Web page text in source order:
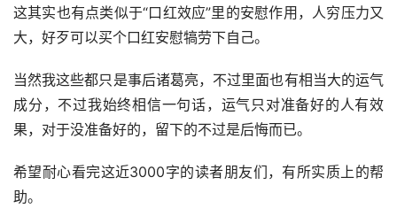
这其实也有点类似于“口红效应”里的安慰作用，人穷压力又
大，好歹可以买个口红安慰犒劳下自己。
当然我这些都只是事后诸葛亮，不过里面也有相当大的运气
成分，不过我始终相信一句话，运气只对准备好的人有效
果，对于没准备好的，留下的不过是后悔而已。
希望耐心看完这近3000字的读者朋友们，有所实质上的帮
助。